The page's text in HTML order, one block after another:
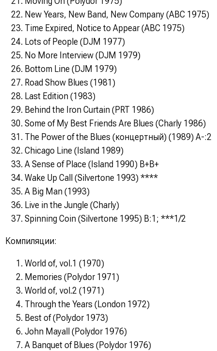
New Years, New Band, New Company (ABC 1975)
Time Expired, Notice to Appear (ABC 1975)
Lots of People (DJM 1977)
No More Interview (DJM 1979)
Bottom Line (DJM 1979)
Road Show Blues (1981)
Last Edition (1983)
Behind the Iron Curtain (PRT 1986)
Some of My Best Friends Are Blues (Charly 1986)
The Power of the Blues (концеpтный) (1989) A-:2
Chicago Line (Island 1989)
A Sense of Place (Island 1990) B+B+
Wake Up Call (Silvertone 1993) ****
A Big Man (1993)
Live in the Jungle (Charly)
Spinning Coin (Silvertone 1995) B:1; ***1/2
Компиляции:
World of, vol.1 (1970)
Memories (Polydor 1971)
World of, vol.2 (1971)
Through the Years (London 1972)
Best of (Polydor 1973)
John Mayall (Polydor 1976)
A Banquet of Blues (Polydor 1976)